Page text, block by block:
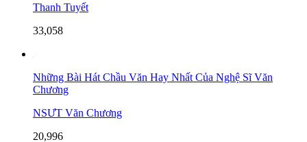
Thanh Tuyết
33,058
Những Bài Hát Chầu Văn Hay Nhất Của Nghệ Sĩ Văn
Chương
NSƯT Văn Chương
20,996